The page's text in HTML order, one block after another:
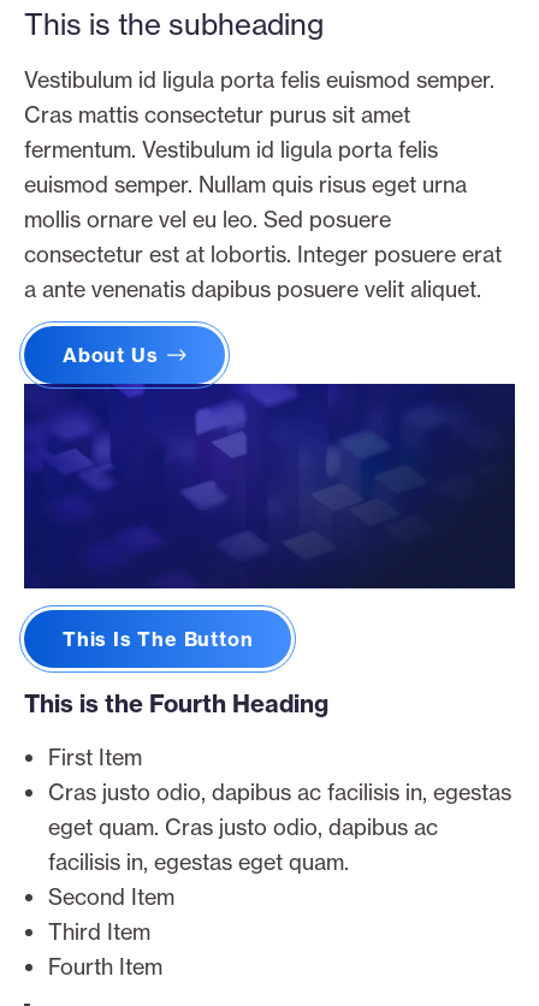
This is the subheading
Vestibulum id ligula porta felis euismod semper.
Cras mattis consectetur purus sit amet
fermentum. Vestibulum id ligula porta felis
euismod semper. Nullam quis risus eget urna
mollis ornare vel eu leo. Sed posuere
consectetur est at lobortis. Integer posuere erat
a ante venenatis dapibus posuere velit aliquet.
About Us
This Is The Button
This is the Fourth Heading
First Item
Cras justo odio, dapibus ac facilisis in, egestas
eget quam. Cras justo odio, dapibus ac
facilisis in, egestas eget quam.
Second Item
Third Item
Fourth Item